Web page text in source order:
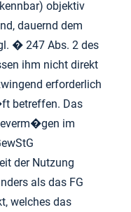
objektiv
dauernd dem
� 247 Abs. 2 des
ihm nicht direkt
erforderlich
betreffen. Das
im
der Nutzung
als das FG
welches das